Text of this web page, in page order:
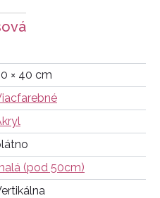
× 40 cm
(pod 50cm)